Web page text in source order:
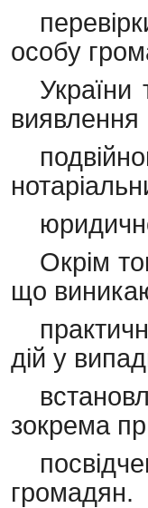
особу
України
виявлення
Окрім
що
дій у
зокрема
громадян.